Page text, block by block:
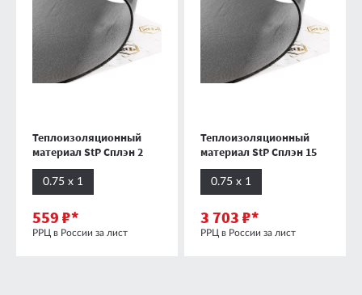
Теплоизоляционный
материал StP Сплэн 2
0.75 х 1
559 ₽*
РРЦ в России за лист
Теплоизоляционный
материал StP Сплэн 15
0.75 х 1
3 703 ₽*
РРЦ в России за лист